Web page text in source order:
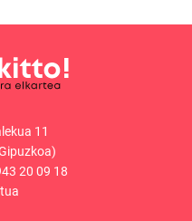
11
20 09 18